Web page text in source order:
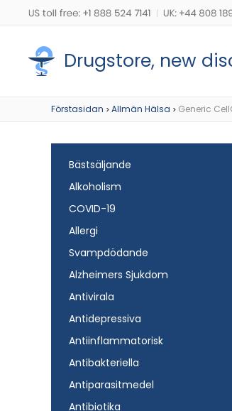
Drugstore, new
Förstasidan > Allmän Hälsa > Generic
Bästsäljande
Alkoholism
COVID-19
Allergi
Svampdödande
Alzheimers Sjukdom
Antivirala
Antidepressiva
Antiinflammatorisk
Antibakteriella
Antiparasitmedel
Antibiotika